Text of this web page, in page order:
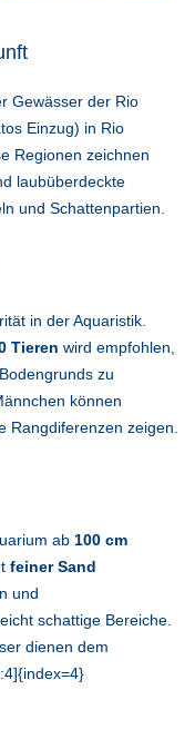
Gewässer der Rio
Einzug) in Rio
Regionen zeichnen
laubüberdeckte
und Schattenpartien.
in der Aquaristik.
Tieren wird empfohlen,
zu
können
Rangdiferenzen zeigen.
ab 100 cm
feiner Sand
und
schattige Bereiche.
dienen dem